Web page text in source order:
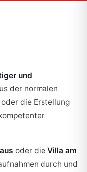
und
der normalen
die Erstellung
oder die Villa am
durch und